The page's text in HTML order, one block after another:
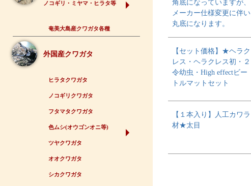
ノコギリ・ミヤマ・ヒラタ等
奄美大島産クワガタ各種
外国産クワガタ
ヒラタクワガタ
ノコギリクワガタ
フタマタクワガタ
色ムシ(オウゴンオニ等)
ツヤクワガタ
オオクワガタ
シカクワガタ
角底になっていますが、
メーカー仕様変更に伴い
丸底になります。
【セット価格】★ヘラク
レス・ヘラクレス初・２
令幼虫・High effectビー
トルマットセット
【１本入り】人工カワラ
材★太目